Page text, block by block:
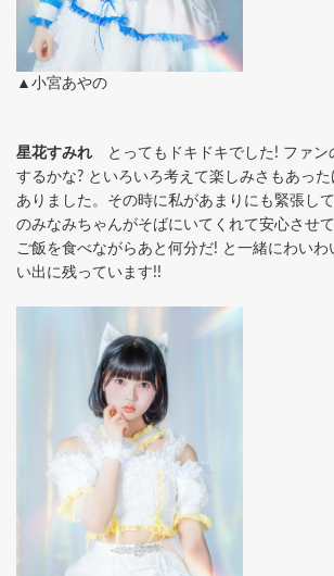
▲小宮あやの
星花すみれ とってもドキドキでした! ファン
するかな? といろいろ考えて楽しみさもあっ
ありました。その時に私があまりにも緊張し
のみなみちゃんがそばにいてくれて安心させ
ご飯を食べながらあと何分だ! と一緒にわいわ
い出に残っています!!